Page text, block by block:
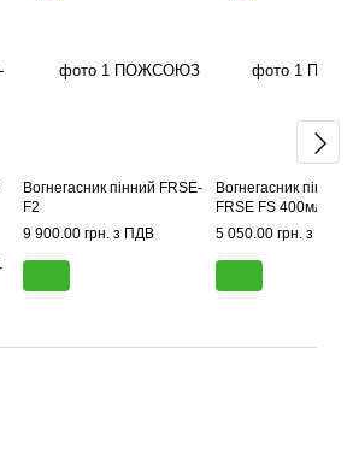
Вогнегасник пінний FRSE-
F2
9 900.00 грн. з ПДВ
Вогнегасник
FRSE FS 400мл
5 050.00 грн. з ПДВ